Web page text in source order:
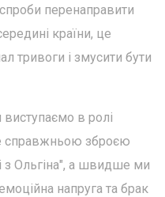
перенаправити
країни, це
тривоги і змусити бути
в ролі
справжньою зброєю
з Ольгіна", а швидше ми
напруга та брак